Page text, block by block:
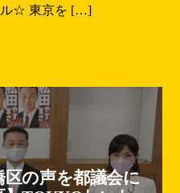
ル☆ 東京を […]
区の声を都議会に